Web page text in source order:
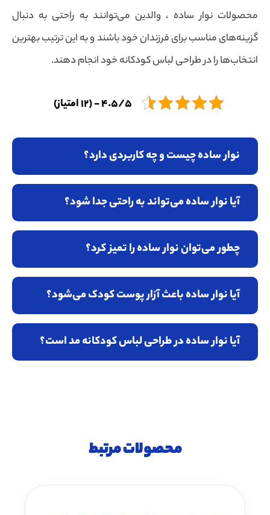
محصولات نوار ساده ، والدین می‌توانند به راحتی به دنبال
گزینه‌های مناسب برای فرزندان خود باشند و به این ترتیب بهترین
انتخاب‌ها را در طراحی لباس کودکانه خود انجام دهند.
4.5/5 - (12 امتیاز)
نوار ساده چیست و چه کاربردی دارد؟
آیا نوار ساده می‌تواند به راحتی جدا شود؟
چطور می‌توان نوار ساده را تمیز کرد؟
آیا نوار ساده باعث آزار پوست کودک می‌شود؟
آیا نوار ساده در طراحی لباس کودکانه مد است؟
محصولات مرتبط